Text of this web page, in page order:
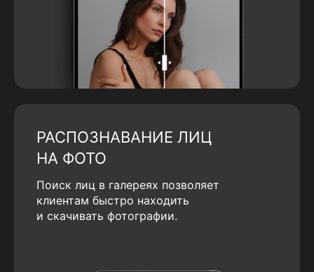
РАСПОЗНАВАНИЕ ЛИЦ
НА ФОТО
Поиск лиц в галереях позволяет
клиентам быстро находить
и скачивать фотографии.